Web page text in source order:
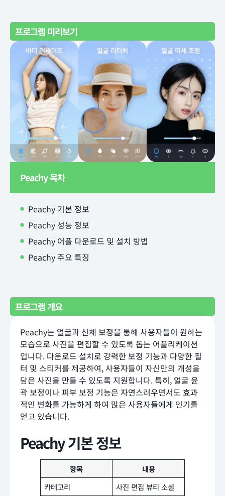
프로그램 미리보기
Peachy 목차
Peachy 기본 정보
Peachy 성능 정보
Peachy 어플 다운로드 및 설치 방법
Peachy 주요 특징
프로그램 개요
Peachy는 얼굴과 신체 보정을 통해 사용자들이 원하는
모습으로 사진을 편집할 수 있도록 돕는 어플리케이션
입니다. 다운로드 설치로 강력한 보정 기능과 다양한 필
터 및 스티커를 제공하여, 사용자들이 자신만의 개성을
담은 사진을 만들 수 있도록 지원합니다. 특히, 얼굴 윤
곽 보정이나 피부 보정 기능은 자연스러우면서도 효과
적인 변화를 가능하게 하여 많은 사용자들에게 인기를
얻고 있습니다.
Peachy기본 정보
항목
내용
카테고리
사진 편집 뷰티 소셜